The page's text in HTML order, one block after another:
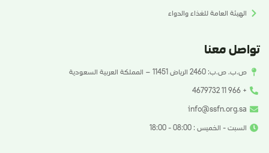
الهيئة العامة للغذاء والدواء
تواصل معنا
ص.ب. ص.ب: 2460 الرياض 11451 – المملكة العربية السعودية
+ 966 11 4679732
info@ssfn.org.sa
السبت - الخميس : 08:00 - 18:00